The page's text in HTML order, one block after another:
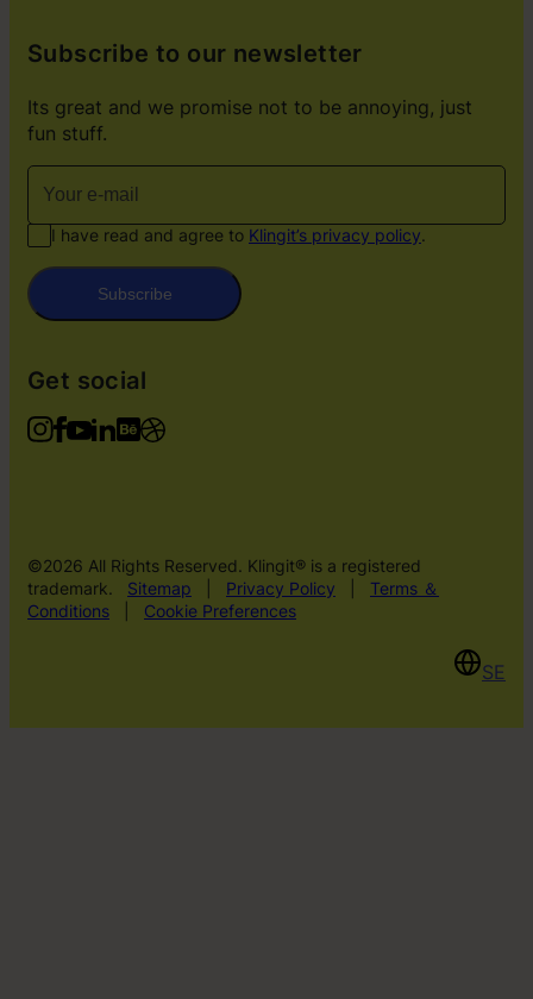
Subscribe to our newsletter
Its great and we promise not to be annoying, just
fun stuff.
I have read and agree to Klingit’s privacy policy.
Subscribe
Get social
©2026 All Rights Reserved. Klingit® is a registered
trademark.
Sitemap Privacy Policy
Terms ＆
Conditions
Cookie Preferences
SE